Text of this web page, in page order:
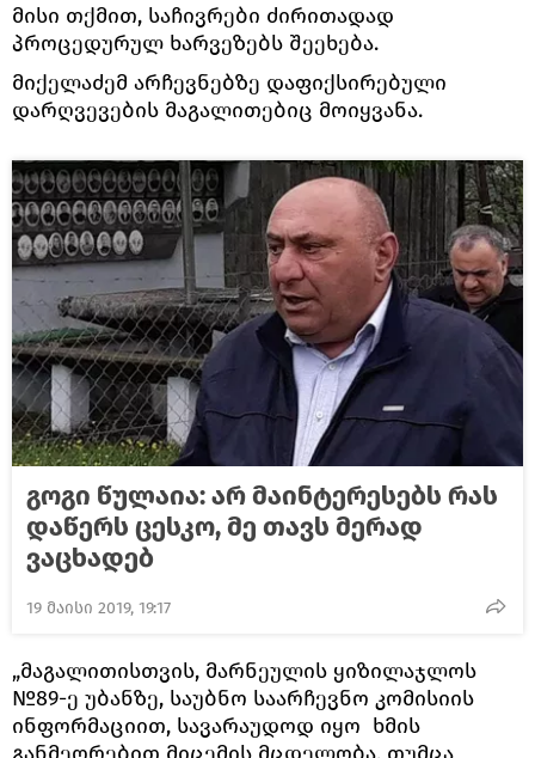
მისი თქმით, საჩივრები ძირითადად
პროცედურულ ხარვეზებს შეეხება.
მიქელაძემ არჩევნებზე დაფიქსირებული
დარღვევების მაგალითებიც მოიყვანა.
გოგი წულაია: არ მაინტერესებს რას
დაწერს ცესკო, მე თავს მერად
ვაცხადებ
19 მაისი 2019, 19:17
„მაგალითისთვის, მარნეულის ყიზილაჯლოს
№89-ე უბანზე, საუბნო საარჩევნო კომისიის
ინფორმაციით, სავარაუდოდ იყო ხმის